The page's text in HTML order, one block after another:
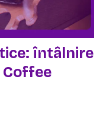
întâlnire
Coffee